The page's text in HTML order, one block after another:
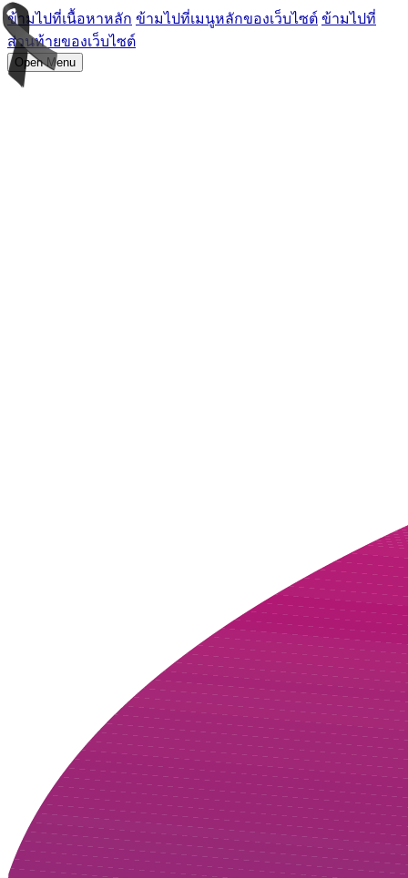
ข้ามไปที่เนื้อหาหลัก ข้ามไปที่เมนูหลักของเว็บไซต์ ข้ามไปที่
ส่วนท้ายของเว็บไซต์
Open Menu